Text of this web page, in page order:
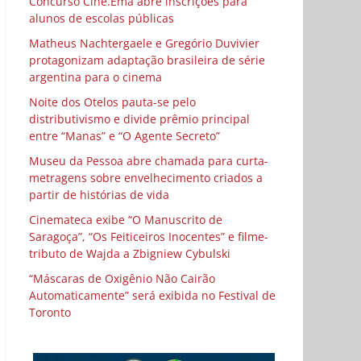
alunos de escolas públicas
Matheus Nachtergaele e Gregório Duvivier
protagonizam adaptação brasileira de série
argentina para o cinema
Noite dos Otelos pauta-se pelo
distributivismo e divide prêmio principal
entre “Manas” e “O Agente Secreto”
Museu da Pessoa abre chamada para curta-
metragens sobre envelhecimento criados a
partir de histórias de vida
Cinemateca exibe “O Manuscrito de
Saragoça”, “Os Feiticeiros Inocentes” e filme-
tributo de Wajda a Zbigniew Cybulski
“Máscaras de Oxigênio Não Cairão
Automaticamente” será exibida no Festival de
Toronto